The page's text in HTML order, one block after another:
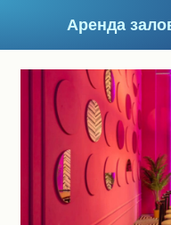
Аренда